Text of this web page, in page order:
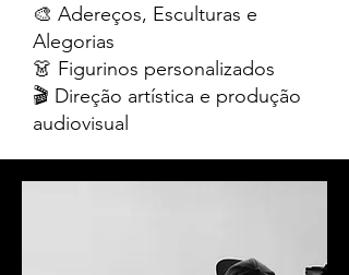
🎨 Adereços, Esculturas e
Alegorias
👗 Figurinos personalizados
🎬 Direção artística e produção
audiovisual